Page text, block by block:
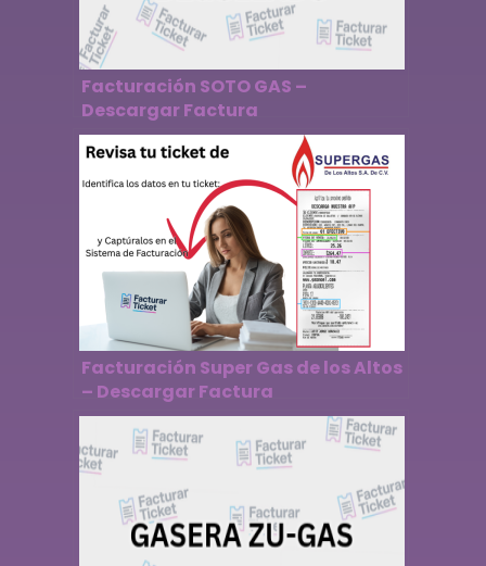
Facturación SOTO GAS –
Descargar Factura
Facturación Super Gas de los Altos
– Descargar Factura